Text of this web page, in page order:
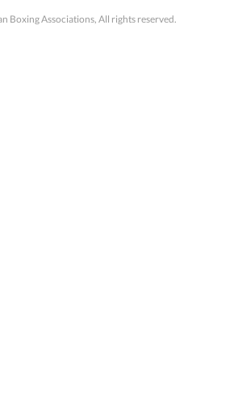
Boxing Associations, All rights reserved.